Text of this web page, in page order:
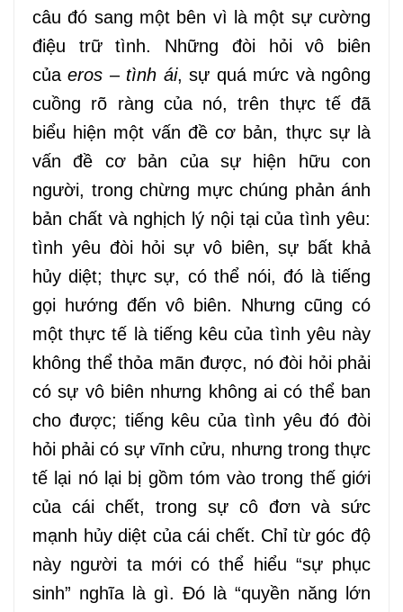
câu đó sang một bên vì là một sự cường
điệu trữ tình. Những đòi hỏi vô biên
củaeros – tình ái, sự quá mức và ngông
cuồng rõ ràng của nó, trên thực tế đã
biểu hiện một vấn đề cơ bản, thực sự là
vấn đề cơ bản của sự hiện hữu con
người, trong chừng mực chúng phản ánh
bản chất và nghịch lý nội tại của tình yêu:
tình yêu đòi hỏi sự vô biên, sự bất khả
hủy diệt; thực sự, có thể nói, đó là tiếng
gọi hướng đến vô biên. Nhưng cũng có
một thực tế là tiếng kêu của tình yêu này
không thể thỏa mãn được, nó đòi hỏi phải
có sự vô biên nhưng không ai có thể ban
cho được; tiếng kêu của tình yêu đó đòi
hỏi phải có sự vĩnh cửu, nhưng trong thực
tế lại nó lại bị gồm tóm vào trong thế giới
của cái chết, trong sự cô đơn và sức
mạnh hủy diệt của cái chết. Chỉ từ góc độ
này người ta mới có thể hiểu “sự phục
sinh” nghĩa là gì. Đó là “quyền năng lớn